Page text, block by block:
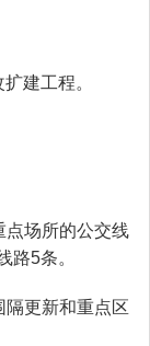
建工程。
场所的公交线
路5条。
更新和重点区